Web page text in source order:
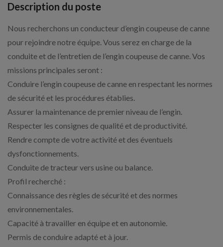
Description du poste
Nous recherchons un conducteur d’engin coupeuse de canne
pour rejoindre notre équipe. Vous serez en charge de la
conduite et de l’entretien de l’engin coupeuse de canne. Vos
missions principales seront :
Conduire l’engin coupeuse de canne en respectant les normes
de sécurité et les procédures établies.
Assurer la maintenance de premier niveau de l’engin.
Respecter les consignes de qualité et de productivité.
Rendre compte de votre activité et des éventuels
dysfonctionnements.
Conduite de tracteur vers usine ou balance.
Profil recherché :
Connaissance des règles de sécurité et des normes
environnementales.
Capacité à travailler en équipe et en autonomie.
Permis de conduire adapté et à jour.